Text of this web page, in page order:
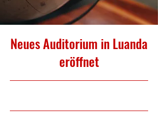
Neues Auditorium in Luanda
eröffnet